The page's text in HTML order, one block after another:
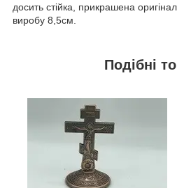
досить стійка, прикрашена
виробу 8,5см.
Подібні